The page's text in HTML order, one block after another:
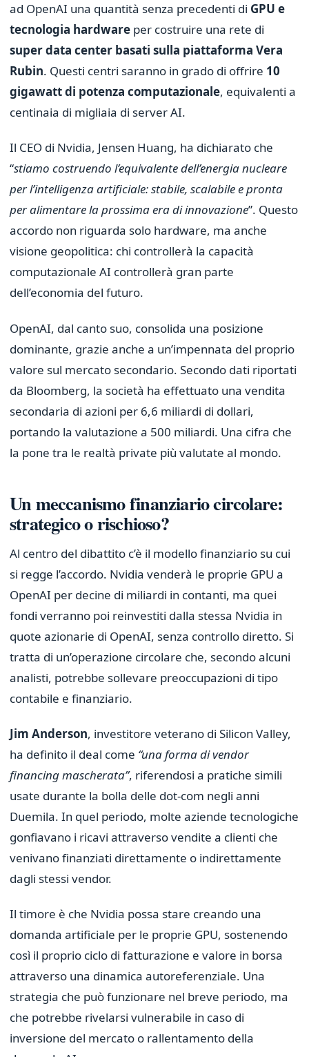
ad OpenAI una quantità senza precedenti di GPU e
tecnologia hardware per costruire una rete di
super data center basati sulla piattaforma Vera
Rubin. Questi centri saranno in grado di offrire 10
gigawatt di potenza computazionale, equivalenti a
centinaia di migliaia di server AI.
Il CEO di Nvidia, Jensen Huang, ha dichiarato che
“stiamo costruendo l’equivalente dell’energia nucleare
per l’intelligenza artificiale: stabile, scalabile e pronta
per alimentare la prossima era di innovazione”. Questo
accordo non riguarda solo hardware, ma anche
visione geopolitica: chi controllerà la capacità
computazionale AI controllerà gran parte
dell’economia del futuro.
OpenAI, dal canto suo, consolida una posizione
dominante, grazie anche a un’impennata del proprio
valore sul mercato secondario. Secondo dati riportati
da Bloomberg, la società ha effettuato una vendita
secondaria di azioni per 6,6 miliardi di dollari,
portando la valutazione a 500 miliardi. Una cifra che
la pone tra le realtà private più valutate al mondo.
Un meccanismo finanziario circolare:
strategico o rischioso?
Al centro del dibattito c’è il modello finanziario su cui
si regge l’accordo. Nvidia venderà le proprie GPU a
OpenAI per decine di miliardi in contanti, ma quei
fondi verranno poi reinvestiti dalla stessa Nvidia in
quote azionarie di OpenAI, senza controllo diretto. Si
tratta di un’operazione circolare che, secondo alcuni
analisti, potrebbe sollevare preoccupazioni di tipo
contabile e finanziario.
Jim Anderson, investitore veterano di Silicon Valley,
ha definito il deal come “una forma di vendor
financing mascherata”, riferendosi a pratiche simili
usate durante la bolla delle dot-com negli anni
Duemila. In quel periodo, molte aziende tecnologiche
gonfiavano i ricavi attraverso vendite a clienti che
venivano finanziati direttamente o indirettamente
dagli stessi vendor.
Il timore è che Nvidia possa stare creando una
domanda artificiale per le proprie GPU, sostenendo
così il proprio ciclo di fatturazione e valore in borsa
attraverso una dinamica autoreferenziale. Una
strategia che può funzionare nel breve periodo, ma
che potrebbe rivelarsi vulnerabile in caso di
inversione del mercato o rallentamento della